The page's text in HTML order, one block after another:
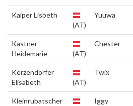
Kaiper Lisbeth
(AT)
Yuuwa
Kastner
Heidemarie
(AT)
Chester
Kerzendorfer
Elisabeth
(AT)
Twix
Kleinrubatscher
Iggy